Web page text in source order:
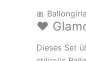
🎀
❤️
Dieses Set